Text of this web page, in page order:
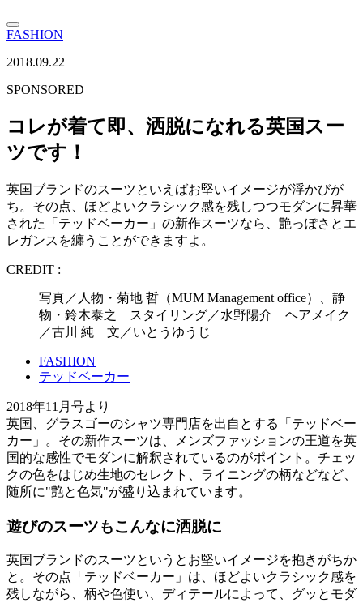
FASHION
2018.09.22
SPONSORED
コレが着て即、洒脱になれる英国スー
ツです！
英国ブランドのスーツといえばお堅いイメージが浮かびが
ち。その点、ほどよいクラシック感を残しつつモダンに昇華
された「テッドベーカー」の新作スーツなら、艶っぽさとエ
レガンスを纏うことができますよ。
CREDIT :
写真／人物・菊地 哲（MUM Management office）、静
物・鈴木泰之 スタイリング／水野陽介 ヘアメイク
／古川 純 文／いとうゆうじ
FASHION
テッドベーカー
2018年11月号より
英国、グラスゴーのシャツ専門店を出自とする「テッドベー
カー」。その新作スーツは、メンズファッションの王道を英
国的な感性でモダンに解釈されているのがポイント。チェッ
クの色をはじめ生地のセレクト、ライニングの柄などなど、
随所に"艶と色気"が盛り込まれています。
遊びのスーツもこんなに洒脱に
英国ブランドのスーツというとお堅いイメージを抱きがちか
と。その点「テッドベーカー」は、ほどよいクラシック感を
残しながら、柄や色使い、ディテールによって、グッとモダ